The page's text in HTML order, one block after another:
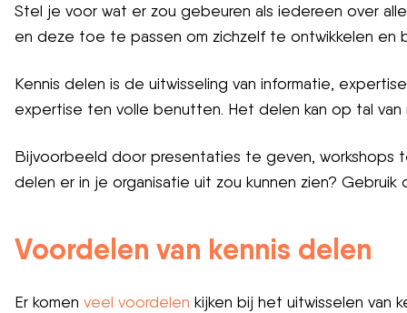
Stel je voor wat er zou gebeuren als iedereen over
en deze toe te passen om zichzelf te ontwikkelen
Kennis delen is de uitwisseling van informatie,
expertise ten volle benutten. Het delen kan op tal van
Bijvoorbeeld door presentaties te geven, workshops
delen er in je organisatie uit zou kunnen zien?
Voordelen van kennis delen
Er komen veel voordelen kijken bij het uitwisselen van